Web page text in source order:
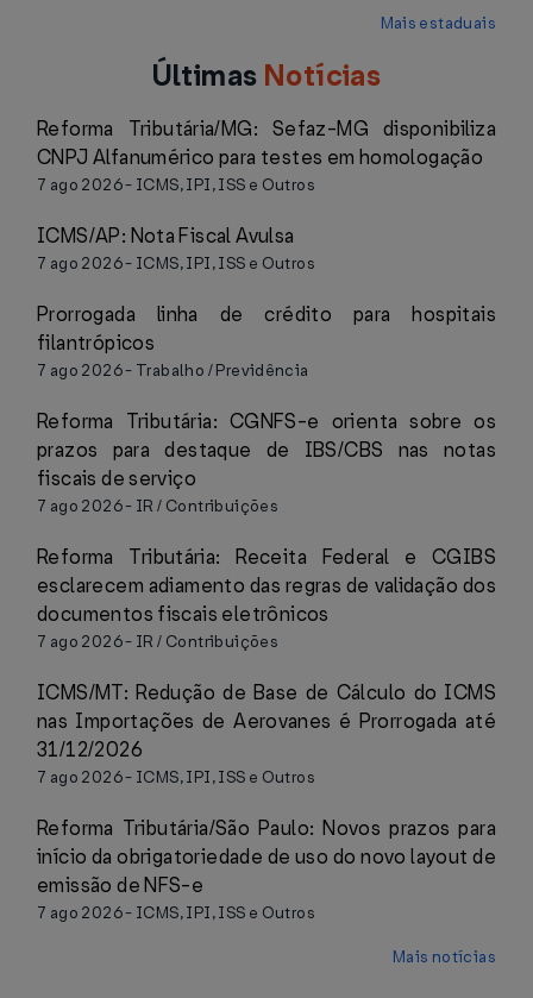
Mais estaduais
Últimas Notícias
Reforma Tributária/MG: Sefaz-MG disponibiliza
CNPJ Alfanumérico para testes em homologação
7 ago 2026- ICMS, IPI, ISS e Outros
ICMS/AP: Nota Fiscal Avulsa
7 ago 2026- ICMS, IPI, ISS e Outros
Prorrogada linha de crédito para hospitais
filantrópicos
7 ago 2026- Trabalho / Previdência
Reforma Tributária: CGNFS-e orienta sobre os
prazos para destaque de IBS/CBS nas notas
fiscais de serviço
7 ago 2026- IR / Contribuições
Reforma Tributária: Receita Federal e CGIBS
esclarecem adiamento das regras de validação dos
documentos fiscais eletrônicos
7 ago 2026- IR / Contribuições
ICMS/MT: Redução de Base de Cálculo do ICMS
nas Importações de Aerovanes é Prorrogada até
31/12/2026
7 ago 2026- ICMS, IPI, ISS e Outros
Reforma Tributária/São Paulo: Novos prazos para
início da obrigatoriedade de uso do novo layout de
emissão de NFS-e
7 ago 2026- ICMS, IPI, ISS e Outros
Mais notícias